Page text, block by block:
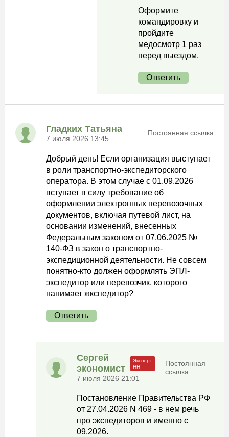
Оформите
командировку и
пройдите
медосмотр 1 раз
перед выездом.
Ответить
Гладких Татьяна
7 июля 2026 13:45
Постоянная ссылка
Добрый день! Если организация выступает
в роли транспортно-экспедиторского
оператора. В этом случае с 01.09.2026
вступает в силу требование об
оформлении электронных перевозочных
документов, включая путевой лист, на
основании изменений, внесенных
Федеральным законом от 07.06.2025 №
140-ФЗ в закон о транспортно-
экспедиционной деятельности. Не совсем
понятно-кто должен оформлять ЭПЛ-
экспедитор или перевозчик, которого
нанимает жкспедитор?
Ответить
Сергей
экономист
7 июля 2026 21:01
Постоянная
ссылка
Постановление Правительства РФ
от 27.04.2026 N 469 - в нем речь
про экспедиторов и именно с
09.2026.